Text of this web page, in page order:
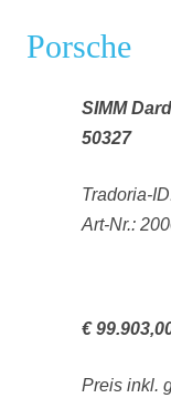
Porsche
SIMM
50327
Tradoria-
Art-Nr.:
€
Preis inkl.